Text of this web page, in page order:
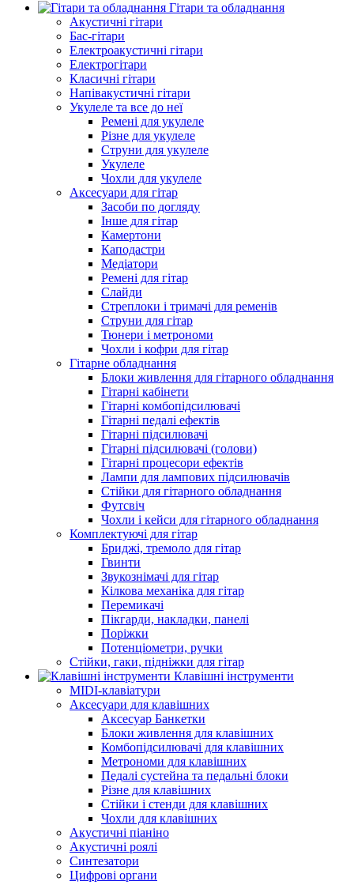
Гітари та обладнання
Акустичні гітари
Бас-гітари
Електроакустичні гітари
Електрогітари
Класичні гітари
Напівакустичні гітари
Укулеле та все до неї
Ремені для укулеле
Різне для укулеле
Струни для укулеле
Укулеле
Чохли для укулеле
Аксесуари для гітар
Засоби по догляду
Інше для гітар
Камертони
Каподастри
Медіатори
Ремені для гітар
Слайди
Стреплоки і тримачі для ременів
Струни для гітар
Тюнери і метрономи
Чохли і кофри для гітар
Гітарне обладнання
Блоки живлення для гітарного обладнання
Гітарні кабінети
Гітарні комбопідсилювачі
Гітарні педалі ефектів
Гітарні підсилювачі
Гітарні підсилювачі (голови)
Гітарні процесори ефектів
Лампи для лампових підсилювачів
Стійки для гітарного обладнання
Футсвіч
Чохли і кейси для гітарного обладнання
Комплектуючі для гітар
Бриджі, тремоло для гітар
Гвинти
Звукознімачі для гітар
Кілкова механіка для гітар
Перемикачі
Пікгарди, накладки, панелі
Поріжки
Потенціометри, ручки
Стійки, гаки, підніжки для гітар
Клавішні інструменти
MIDI-клавіатури
Аксесуари для клавішних
Аксесуар Банкетки
Блоки живлення для клавішних
Комбопідсилювачі для клавішних
Метрономи для клавішних
Педалі сустейна та педальні блоки
Різне для клавішних
Стійки і стенди для клавішних
Чохли для клавішних
Акустичні піаніно
Акустичні роялі
Синтезатори
Цифрові органи